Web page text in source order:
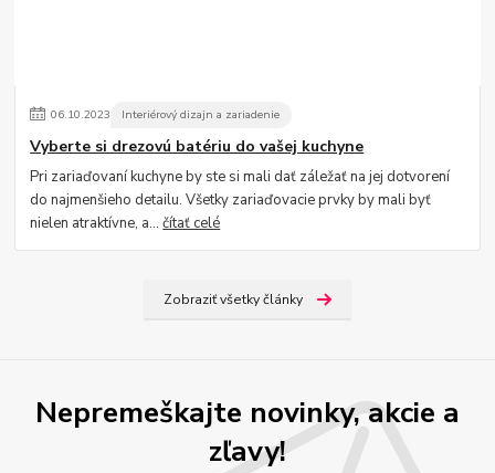
06.10.2023 Interiérový dizajn a zariadenie
Vyberte si drezovú batériu do vašej kuchyne
Pri zariaďovaní kuchyne by ste si mali dať záležať na jej dotvorení
do najmenšieho detailu. Všetky zariaďovacie prvky by mali byť
nielen atraktívne, a...čítať celé
Zobraziť všetky články
Nepremeškajte novinky, akcie a
zľavy!